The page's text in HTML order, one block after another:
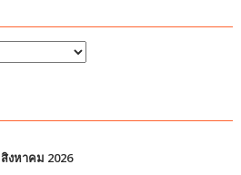
สิงหาคม 2026